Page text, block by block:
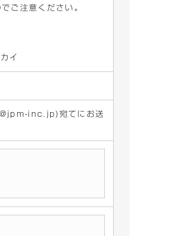
ご注意ください。
イ
inc.jp)宛てにお送